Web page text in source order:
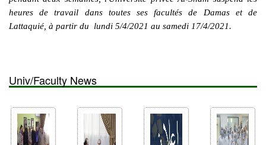
heures de travail dans toutes ses facultés de Damas et de
Lattaquié, à partir du lundi 5/4/2021 au samedi 17/4/2021.
Univ/Faculty News